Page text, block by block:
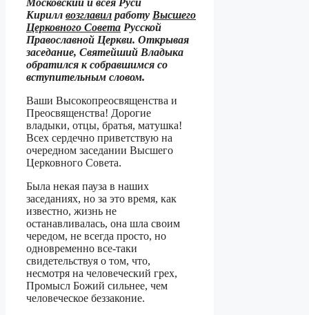
Московский и всея Руси
Кирилл возглавил работу Высшего
Церковного Совета Русской
Православной Церкви. Открывая
заседание, Святейший Владыка
обратился к собравшимся со
вступительным словом.
Ваши Высокопреосвященства и
Преосвященства! Дорогие
владыки, отцы, братья, матушка!
Всех сердечно приветствую на
очередном заседании Высшего
Церковного Совета.
Была некая пауза в наших
заседаниях, но за это время, как
известно, жизнь не
останавливалась, она шла своим
чередом, не всегда просто, но
одновременно все-таки
свидетельствуя о том, что,
несмотря на человеческий грех,
Промысл Божий сильнее, чем
человеческое беззаконие.